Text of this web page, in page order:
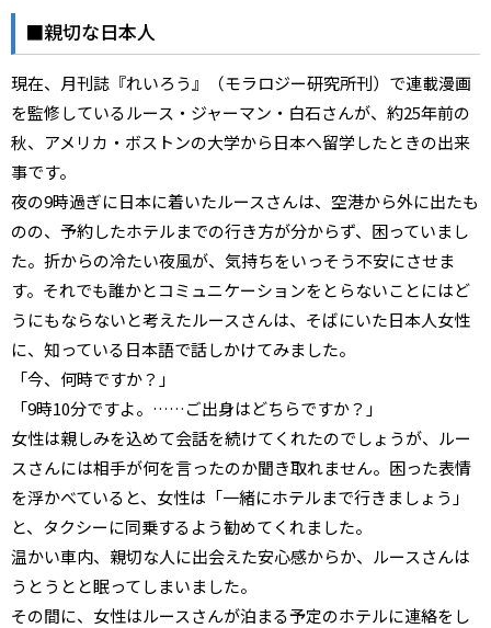
■親切な日本人
現在、月刊誌『れいろう』（モラロジー研究所刊）で連載漫画
を監修しているルース・ジャーマン・白石さんが、約25年前の
秋、アメリカ・ボストンの大学から日本へ留学したときの出来
事です。
夜の9時過ぎに日本に着いたルースさんは、空港から外に出たも
のの、予約したホテルまでの行き方が分からず、困っていまし
た。折からの冷たい夜風が、気持ちをいっそう不安にさせま
す。それでも誰かとコミュニケーションをとらないことにはど
うにもならないと考えたルースさんは、そばにいた日本人女性
に、知っている日本語で話しかけてみました。
「今、何時ですか？」
「9時10分ですよ。……ご出身はどちらですか？」
女性は親しみを込めて会話を続けてくれたのでしょうが、ルー
スさんには相手が何を言ったのか聞き取れません。困った表情
を浮かべていると、女性は「一緒にホテルまで行きましょう」
と、タクシーに同乗するよう勧めてくれました。
温かい車内、親切な人に出会えた安心感からか、ルースさんは
うとうとと眠ってしまいました。
その間に、女性はルースさんが泊まる予定のホテルに連絡をし